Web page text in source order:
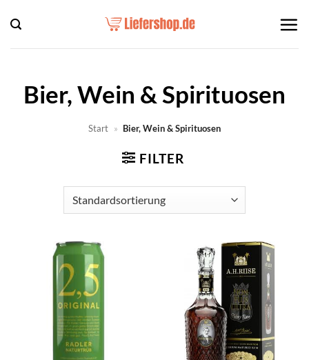
Inhalt
springen
Bier, Wein & Spirituosen
Start » Bier, Wein & Spirituosen
FILTER